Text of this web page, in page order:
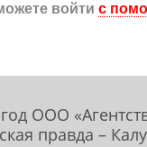
войти с
ООО
правда –